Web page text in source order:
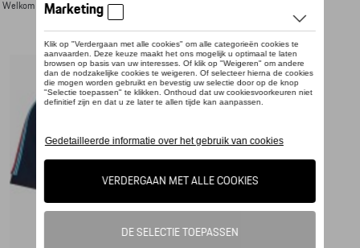
Welkom >Voor u >Textiel >